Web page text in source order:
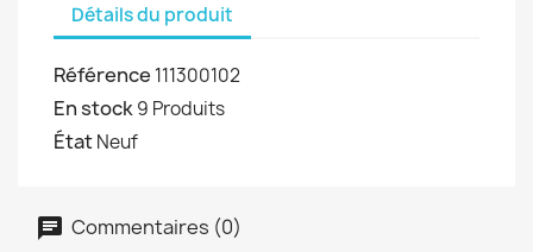
Détails du produit
Référence 111300102
En stock9 Produits
ÉtatNeuf
Commentaires (0)